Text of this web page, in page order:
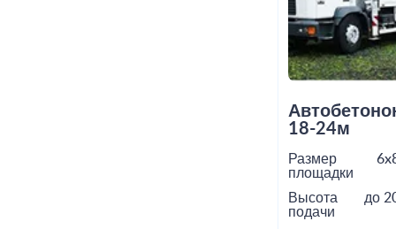
18-24м
Размер
площадки
Высота
подачи
до